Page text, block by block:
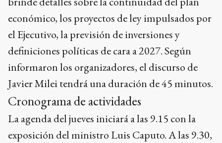
económico, los proyectos de ley impulsados por
el Ejecutivo, la previsión de inversiones y
definiciones políticas de cara a 2027. Según
informaron los organizadores, el discurso de
Javier Milei tendrá una duración de 45 minutos.
Cronograma de actividades
La agenda del jueves iniciará a las 9.15 con la
exposición del ministro Luis Caputo. A las 9.30,